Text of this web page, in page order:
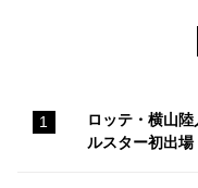
ロッテ・横山
ルスター初出場